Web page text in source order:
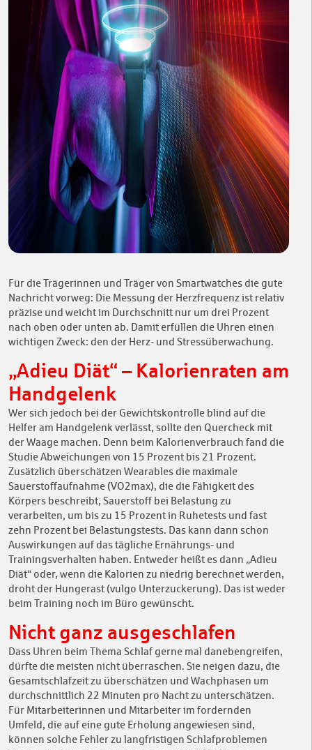
Für die Trägerinnen und Träger von Smartwatches die gute
Nachricht vorweg: Die Messung der Herzfrequenz ist relativ
präzise und weicht im Durchschnitt nur um drei Prozent
nach oben oder unten ab. Damit erfüllen die Uhren einen
wichtigen Zweck: den der Herz- und Stressüberwachung.
„Adieu Diät“ – Kalorienraten am
Handgelenk
Wer sich jedoch bei der Gewichtskontrolle blind auf die
Helfer am Handgelenk verlässt, sollte den Quercheck mit
der Waage machen. Denn beim Kalorienverbrauch fand die
Studie Abweichungen von 15 Prozent bis 21 Prozent.
Zusätzlich überschätzen Wearables die maximale
Sauerstoffaufnahme (VO2max), die die Fähigkeit des
Körpers beschreibt, Sauerstoff bei Belastung zu
verarbeiten, um bis zu 15 Prozent in Ruhetests und fast
zehn Prozent bei Belastungstests. Das kann dann schon
Auswirkungen auf das tägliche Ernährungs- und
Trainingsverhalten haben. Entweder heißt es dann „Adieu
Diät“ oder, wenn die Kalorien zu niedrig berechnet werden,
droht der Hungerast (vulgo Unterzuckerung). Das ist weder
beim Training noch im Büro gewünscht.
Nicht ganz ausgeschlafen
Dass Uhren beim Thema Schlaf gerne mal danebengreifen,
dürfte die meisten nicht überraschen. Sie neigen dazu, die
Gesamtschlafzeit zu überschätzen und Wachphasen um
durchschnittlich 22 Minuten pro Nacht zu unterschätzen.
Für Mitarbeiterinnen und Mitarbeiter im fordernden
Umfeld, die auf eine gute Erholung angewiesen sind,
können solche Fehler zu langfristigen Schlafproblemen